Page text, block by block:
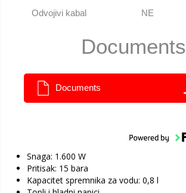
Odvojivi kabal NE
Documents
Documents
Snaga: 1.600 W
Pritisak: 15 bara
Kapacitet spremnika za vodu: 0,8 l